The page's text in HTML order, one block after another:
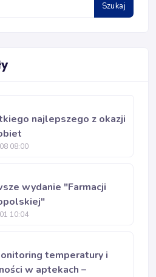
Szukaj
najlepszego z okazji
08:00
wydanie "Farmacji
10:04
temperatury i
w aptekach –